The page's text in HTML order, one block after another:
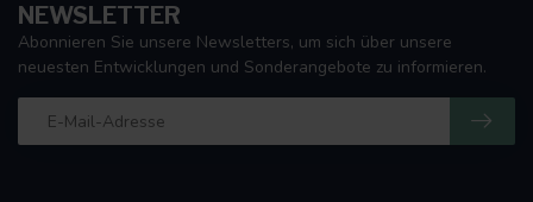
NEWSLETTER
Abonnieren Sie unsere Newsletters, um sich über unsere
neuesten Entwicklungen und Sonderangebote zu informieren.